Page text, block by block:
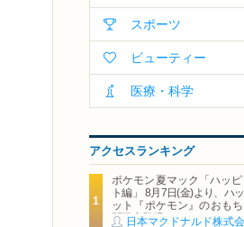
スポーツ
ビューティー
医療・科学
アクセスランキング
ポケモン夏マック「ハッピ
ト編」 8月7日(金)より、ハ
ット『ポケモン』のおもち
間限定登場
日本マクドナルド株式